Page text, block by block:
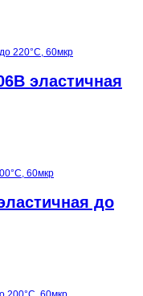
эластичная
до